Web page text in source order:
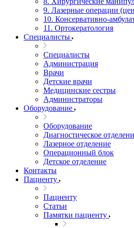
9. Лазерные операции
10. Консервативно-
11. Ортокератология
Специалисты
Специалисты
Администрация
Врачи
Детские врачи
Медицинские сестры
Администраторы
Оборудование
Оборудование
Диагностическое
Лазерное отделение
Операционный блок
Детское отделение
Контакты
Пациенту
Пациенту
Статьи
Памятки пациенту